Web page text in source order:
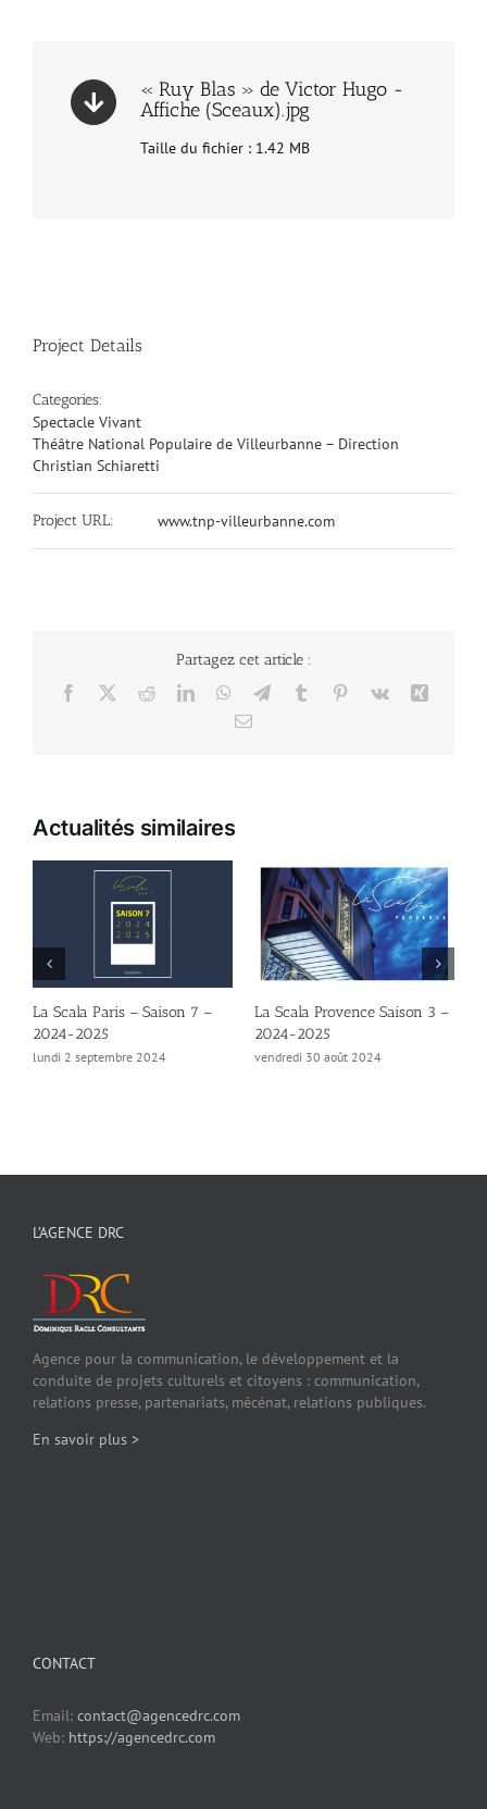
« Ruy Blas » de Victor Hugo -
Affiche (Sceaux).jpg
Taille du fichier : 1.42 MB
Project Details
Categories:
Spectacle Vivant
Théâtre National Populaire de Villeurbanne – Direction
Christian Schiaretti
Project URL: www.tnp-villeurbanne.com
Partagez cet article :
Facebook RedditLinkedInWhatsApp
TelegramTumblr Pinterest
Vk
Email
Actualités similaires
La Scala Paris – Saison 7 –
2024-2025
lundi 2 septembre 2024
La Scala Provence Saison 3 –
2024-2025
vendredi 30 août 2024
L’AGENCE DRC
Agence pour la communication, le développement et la
conduite de projets culturels et citoyens : communication,
relations presse, partenariats, mécénat, relations publiques.
En savoir plus >
CONTACT
Email: contact@agencedrc.com
Web: https://agencedrc.com